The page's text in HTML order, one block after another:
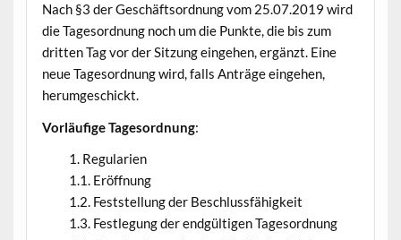
Nach §3 der Geschäftsordnung vom 25.07.2019 wird
die Tagesordnung noch um die Punkte, die bis zum
dritten Tag vor der Sitzung eingehen, ergänzt. Eine
neue Tagesordnung wird, falls Anträge eingehen,
herumgeschickt.
Vorläufige Tagesordnung:
Regularien
1.1. Eröffnung
1.2. Feststellung der Beschlussfähigkeit
1.3. Festlegung der endgültigen Tagesordnung